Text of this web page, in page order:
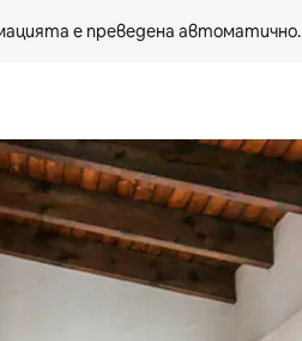
е преведена автоматично.